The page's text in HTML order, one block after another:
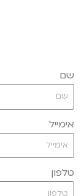
שם
אימייל
טלפון